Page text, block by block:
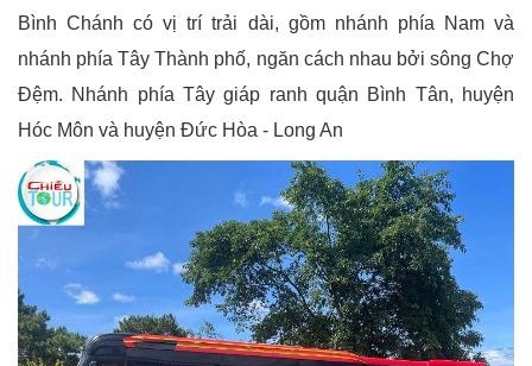
Bình Chánh có vị trí trải dài, gồm nhánh phía Nam và
nhánh phía Tây Thành phố, ngăn cách nhau bởi sông Chợ
Đệm. Nhánh phía Tây giáp ranh quận Bình Tân, huyện
Hóc Môn và huyện Đức Hòa - Long An